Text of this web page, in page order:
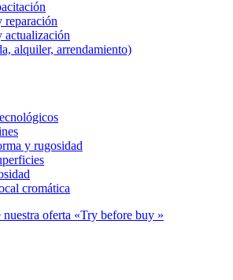
reparación
actualización
alquiler, arrendamiento)
y rugosidad
cromática
oferta «Try before buy »